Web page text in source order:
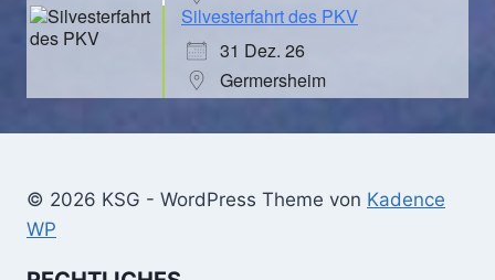
Silvesterfahrt des PKV
31 Dez. 26
Germersheim
© 2026 KSG - WordPress Theme von Kadence
WP